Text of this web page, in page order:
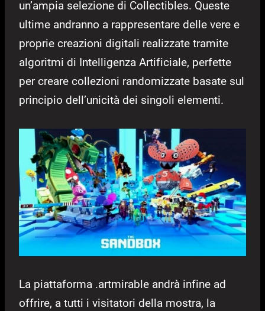
un’ampia selezione di Collectibles. Queste
ultime andranno a rappresentare delle vere e
proprie creazioni digitali realizzate tramite
algoritmi di Intelligenza Artificiale, perfette
per creare collezioni randomizzate basate sul
principio dell’unicità dei singoli elementi.
La piattaforma .artmirable andrà infine ad
offrire, a tutti i visitatori della mostra, la